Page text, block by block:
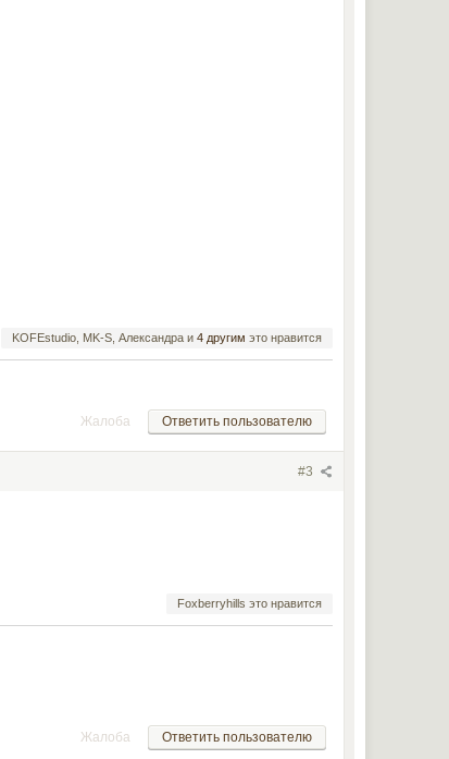
KOFEstudio, MK-S, Александра и 4 другим это нравится
Ответить пользователю
Жалоба
#3
Foxberryhills это нравится
Ответить пользователю
Жалоба